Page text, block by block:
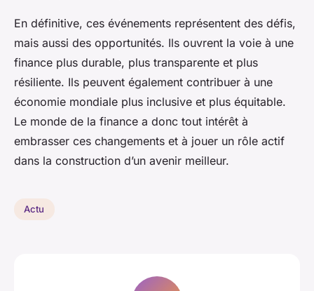
En définitive, ces événements représentent des défis,
mais aussi des opportunités. Ils ouvrent la voie à une
finance plus durable, plus transparente et plus
résiliente. Ils peuvent également contribuer à une
économie mondiale plus inclusive et plus équitable.
Le monde de la finance a donc tout intérêt à
embrasser ces changements et à jouer un rôle actif
dans la construction d’un avenir meilleur.
Actu